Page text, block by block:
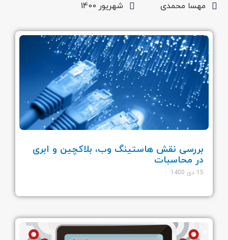
مهسا محمدی شهریور 1400
بررسی نقش هاستینگ وب، بلاکچین و ابری
در محاسبات
15 دی 1400